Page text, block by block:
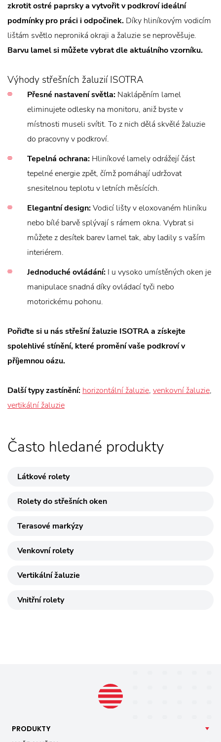
zkrotit ostré paprsky a vytvořit v podkroví ideální
podmínky pro práci i odpočinek. Díky hliníkovým vodicím
lištám světlo neproniká okraji a žaluzie se neprověšuje.
Barvu lamel si můžete vybrat dle aktuálního vzorníku.
Výhody střešních žaluzií ISOTRA
Přesné nastavení světla: Naklápěním lamel
eliminujete odlesky na monitoru, aniž byste v
místnosti museli svítit. To z nich dělá skvělé žaluzie
do pracovny v podkroví.
Tepelná ochrana: Hliníkové lamely odrážejí část
tepelné energie zpět, čímž pomáhají udržovat
snesitelnou teplotu v letních měsících.
Elegantní design:Vodicí lišty v eloxovaném hliníku
nebo bílé barvě splývají s rámem okna. Vybrat si
můžete z desítek barev lamel tak, aby ladily s vaším
interiérem.
Jednoduché ovládání: I u vysoko umístěných oken je
manipulace snadná díky ovládací tyči nebo
motorickému pohonu.
Pořiďte si u nás střešní žaluzie ISOTRA a získejte
spolehlivé stínění, které promění vaše podkroví v
příjemnou oázu.
Další typy zastínění: horizontální žaluzie, venkovní žaluzie,
vertikální žaluzie
Často hledané produkty
Látkové rolety
Rolety do střešních oken
Terasové markýzy
Venkovní rolety
Vertikální žaluzie
Vnitřní rolety
PRODUKTY